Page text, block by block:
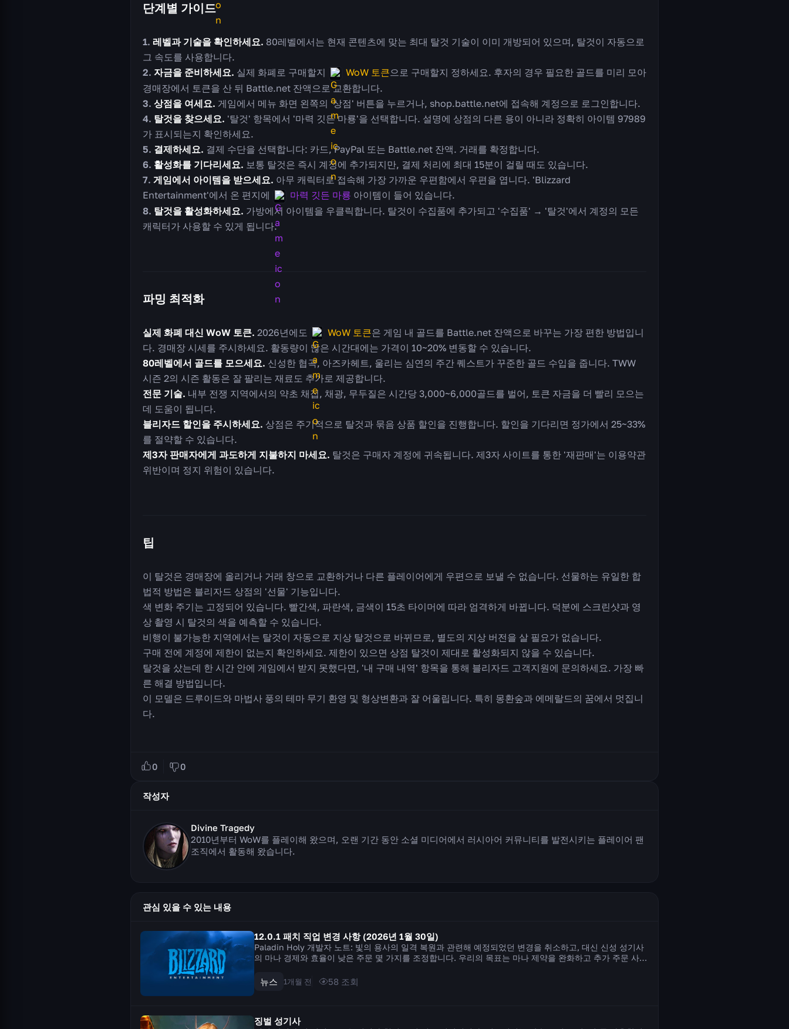
단계별 가이드
레벨과 기술을 확인하세요. 80레벨에서는 현재 콘텐츠에 맞는 최대 탈것 기술이 이미 개방되어 있으며, 탈것이 자동으로
그 속도를 사용합니다.
자금을 준비하세요. 실제 화폐로 구매할지 WoW 토큰으로 구매할지 정하세요. 후자의 경우 필요한 골드를 미리 모아
경매장에서 토큰을 산 뒤 Battle.net 잔액으로 교환합니다.
상점을 여세요. 게임에서 메뉴 화면 왼쪽의 '상점' 버튼을 누르거나, shop.battle.net에 접속해 계정으로 로그인합니다.
탈것을 찾으세요. '탈것' 항목에서 '마력 깃든 마룡'을 선택합니다. 설명에 상점의 다른 용이 아니라 정확히 아이템 97989
가 표시되는지 확인하세요.
결제하세요. 결제 수단을 선택합니다: 카드, PayPal 또는 Battle.net 잔액. 거래를 확정합니다.
활성화를 기다리세요. 보통 탈것은 즉시 계정에 추가되지만, 결제 처리에 최대 15분이 걸릴 때도 있습니다.
게임에서 아이템을 받으세요. 아무 캐릭터로 접속해 가장 가까운 우편함에서 우편을 엽니다. 'Blizzard
Entertainment'에서 온 편지에
마력 깃든 마룡 아이템이 들어 있습니다.
탈것을 활성화하세요. 가방에서 아이템을 우클릭합니다. 탈것이 수집품에 추가되고 '수집품' → '탈것'에서 계정의 모든
캐릭터가 사용할 수 있게 됩니다.
파밍 최적화
실제 화폐 대신 WoW 토큰. 2026년에도 WoW 토큰은 게임 내 골드를 Battle.net 잔액으로 바꾸는 가장 편한 방법입니
다. 경매장 시세를 주시하세요. 활동량이 많은 시간대에는 가격이 10~20% 변동할 수 있습니다.
80레벨에서 골드를 모으세요. 신성한 협곡, 아즈카헤트, 울리는 심연의 주간 퀘스트가 꾸준한 골드 수입을 줍니다. TWW
시즌 2의 시즌 활동은 잘 팔리는 재료도 추가로 제공합니다.
전문 기술. 내부 전쟁 지역에서의 약초 채집, 채광, 무두질은 시간당 3,000~6,000골드를 벌어, 토큰 자금을 더 빨리 모으는
데 도움이 됩니다.
블리자드 할인을 주시하세요. 상점은 주기적으로 탈것과 묶음 상품 할인을 진행합니다. 할인을 기다리면 정가에서 25~33%
를 절약할 수 있습니다.
제3자 판매자에게 과도하게 지불하지 마세요. 탈것은 구매자 계정에 귀속됩니다. 제3자 사이트를 통한 '재판매'는 이용약관
위반이며 정지 위험이 있습니다.
팁
이 탈것은 경매장에 올리거나 거래 창으로 교환하거나 다른 플레이어에게 우편으로 보낼 수 없습니다. 선물하는 유일한 합
법적 방법은 블리자드 상점의 '선물' 기능입니다.
색 변화 주기는 고정되어 있습니다. 빨간색, 파란색, 금색이 15초 타이머에 따라 엄격하게 바뀝니다. 덕분에 스크린샷과 영
상 촬영 시 탈것의 색을 예측할 수 있습니다.
비행이 불가능한 지역에서는 탈것이 자동으로 지상 탈것으로 바뀌므로, 별도의 지상 버전을 살 필요가 없습니다.
구매 전에 계정에 제한이 없는지 확인하세요. 제한이 있으면 상점 탈것이 제대로 활성화되지 않을 수 있습니다.
탈것을 샀는데 한 시간 안에 게임에서 받지 못했다면, '내 구매 내역' 항목을 통해 블리자드 고객지원에 문의하세요. 가장 빠
른 해결 방법입니다.
이 모델은 드루이드와 마법사 풍의 테마 무기 환영 및 형상변환과 잘 어울립니다. 특히 몽환숲과 에메랄드의 꿈에서 멋집니
다.
0 0
작성자
Divine Tragedy
2010년부터 WoW를 플레이해 왔으며, 오랜 기간 동안 소셜 미디어에서 러시아어 커뮤니티를 발전시키는 플레이어 팬
조직에서 활동해 왔습니다.
관심 있을 수 있는 내용
12.0.1 패치 직업 변경 사항 (2026년 1월 30일)
Paladin Holy 개발자 노트: 빛의 용사의 일격 복원과 관련해 예정되었던 변경을 취소하고, 대신 신성 성기사
의 마나 경제와 효율이 낮은 주문 몇 가지를 조정합니다. 우리의 목표는 마나 제약을 완화하고 추가 주문 사용
뉴스 1개월 전 58 조회
징벌 성기사